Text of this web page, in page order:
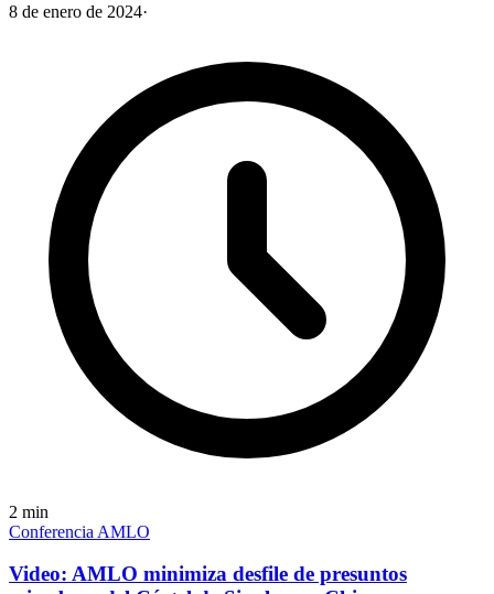
8 de enero de 2024·
2 min
Conferencia AMLO
Video: AMLO minimiza desfile de presuntos